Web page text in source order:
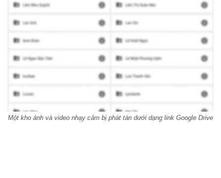
Một kho ảnh và video nhạy cảm bị phát tán dưới dạng link Google Drive